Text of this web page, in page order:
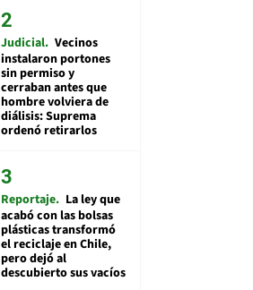
Judicial Vecinos
instalaron portones
sin permiso y
cerraban antes que
hombre volviera de
diálisis: Suprema
ordenó retirarlos
Reportaje La ley que
acabó con las bolsas
plásticas transformó
el reciclaje en Chile,
pero dejó al
descubierto sus vacíos